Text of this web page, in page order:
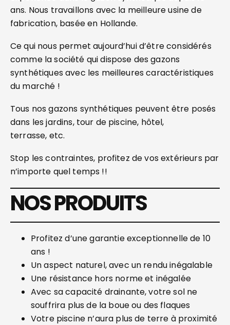
ans. Nous travaillons avec la meilleure usine de
fabrication, basée en Hollande.
Ce qui nous permet aujourd’hui d’être considérés
comme la société qui dispose des gazons
synthétiques avec les meilleures caractéristiques
du marché !
Tous nos gazons synthétiques peuvent être posés
dans les jardins, tour de piscine, hôtel,
terrasse, etc.
Stop les contraintes, profitez de vos extérieurs par
n’importe quel temps !!
NOS PRODUITS
Profitez d’une garantie exceptionnelle de 10
ans !
Un aspect naturel, avec un rendu inégalable
Une résistance hors norme et inégalée
Avec sa capacité drainante, votre sol ne
souffrira plus de la boue ou des flaques
Votre piscine n’aura plus de terre à proximité